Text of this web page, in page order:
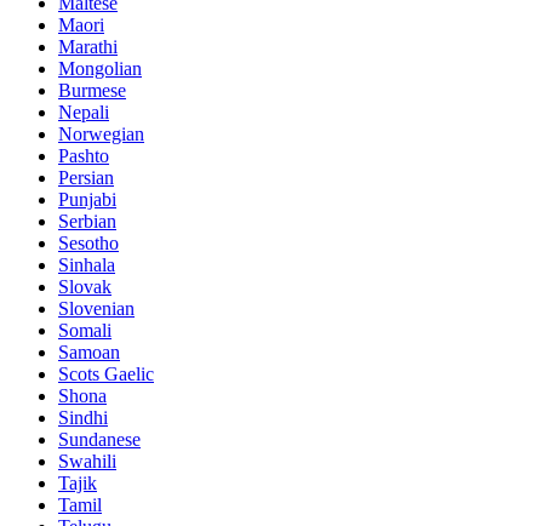
Maori
Marathi
Mongolian
Burmese
Nepali
Norwegian
Pashto
Persian
Punjabi
Serbian
Sesotho
Sinhala
Slovak
Slovenian
Somali
Samoan
Scots Gaelic
Shona
Sindhi
Sundanese
Swahili
Tajik
Tamil